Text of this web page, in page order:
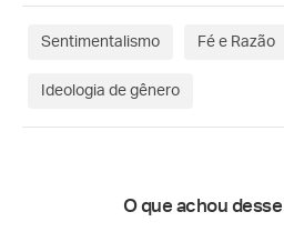
Sentimentalismo Fé e Razão
Ideologia de gênero
O que achou